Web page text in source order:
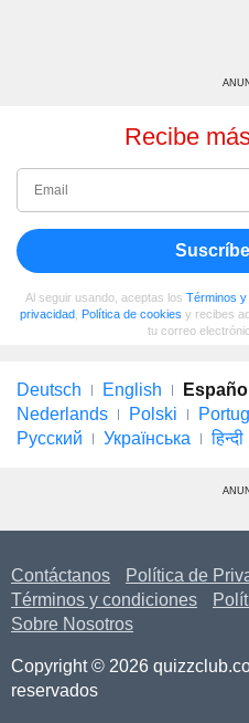
Recibe
Al seguir usando, aceptas los Términos y
privacidad, Política de cookies y recibes
tu correo
Deutsch English Español
Nederlands
Polski
Русский
Українська हिन्दी
Contáctanos
Política de
Términos y condiciones
Sobre Nosotros
Copyright © 2026
reservados